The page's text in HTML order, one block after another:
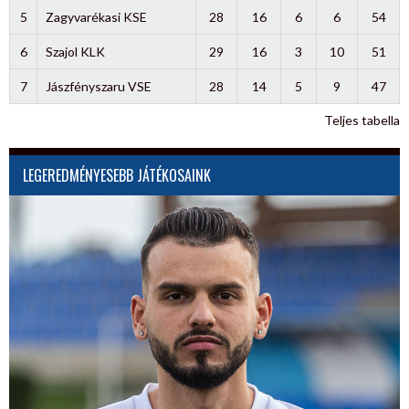
5 Zagyvarékasi KSE 28 16 6 6 54
6 Szajol KLK 29 16 3 10 51
7 Jászfényszaru VSE 28 14 5 9 47
Teljes tabella
LEGEREDMÉNYESEBB JÁTÉKOSAINK